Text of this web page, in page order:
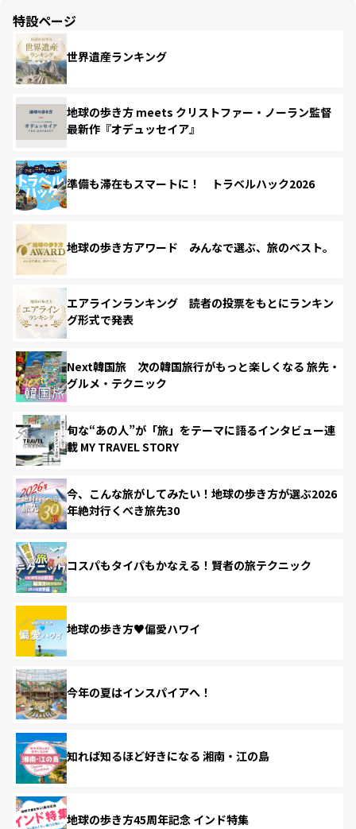
特設ページ
世界遺産ランキング
地球の歩き方 meets クリストファー・ノーラン監督
最新作『オデュッセイア』
準備も滞在もスマートに！ トラベルハック2026
地球の歩き方アワード みんなで選ぶ、旅のベスト。
エアラインランキング 読者の投票をもとにランキン
グ形式で発表
Next韓国旅 次の韓国旅行がもっと楽しくなる 旅先・
グルメ・テクニック
旬な“あの人”が「旅」をテーマに語るインタビュー連
載 MY TRAVEL STORY
今、こんな旅がしてみたい！地球の歩き方が選ぶ2026
年絶対行くべき旅先30
コスパもタイパもかなえる！賢者の旅テクニック
地球の歩き方♥偏愛ハワイ
今年の夏はインスパイアへ！
知れば知るほど好きになる 湘南・江の島
地球の歩き方45周年記念 インド特集